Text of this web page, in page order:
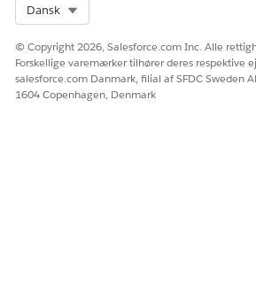
Dansk
© Copyright 2026, Salesforce.com Inc. Alle
Forskellige varemærker tilhører deres respektive
salesforce.com Danmark, filial af SFDC Sweden
1604 Copenhagen, Denmark